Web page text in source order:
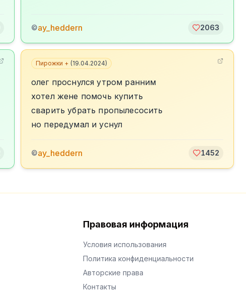
©ay_heddern 2063
Пирожки + (19.04.2024)
олег проснулся утром ранним
хотел жене помочь купить
сварить убрать пропылесосить
но передумал и уснул
©ay_heddern 1452
Правовая информация
Условия использования
Политика конфиденциальности
Авторские права
Контакты